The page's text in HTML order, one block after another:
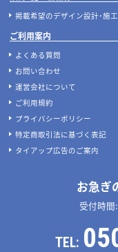
掲載希望のデザイン設計･施
ご利用案内
よくある質問
お問い合わせ
運営会社について
ご利用規約
プライバシーポリシー
特定商取引法に基づく表記
タイアップ広告のご案内
お急ぎ
受付時
TEL: